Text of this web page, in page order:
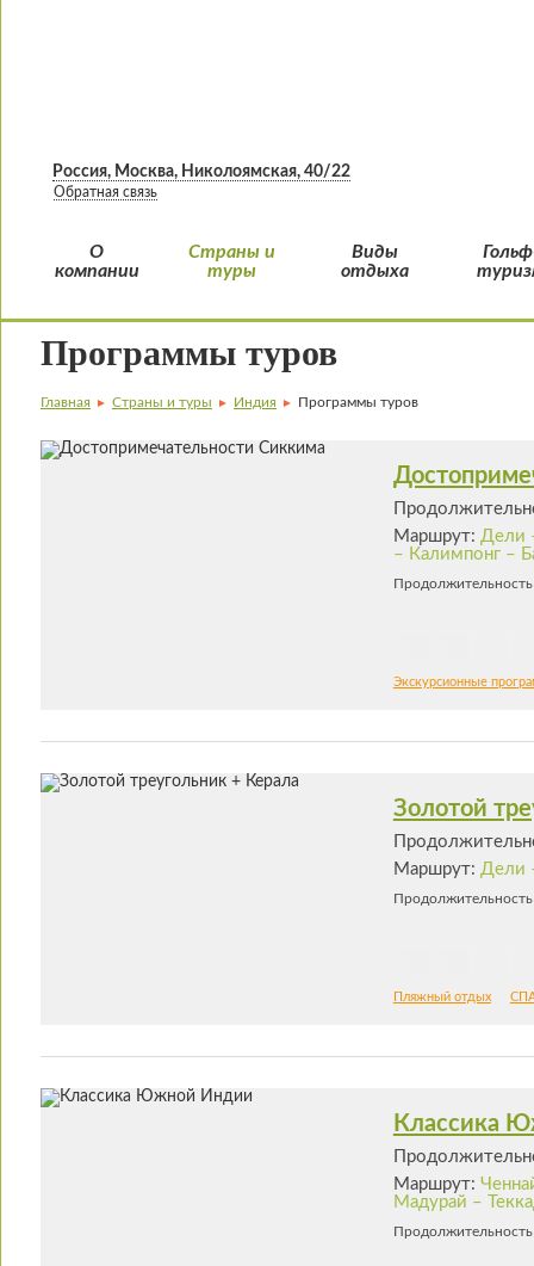
Россия, Москва, Николоямская, 40/22
Обратная связь
О
компании
Страны и
туры
Виды
отдыха
Программы туров
Главная ► Страны и туры ► Индия ► Программы туров
Маршрут: Дели
– Калимпонг –
Экскурсионные
Золотой
Маршрут: Дели
Пляжный отдых
Классика
Маршрут:
Мадурай –